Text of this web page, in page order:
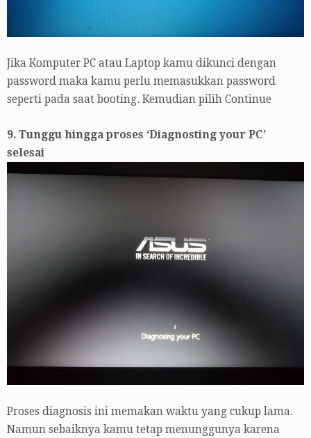
Jika Komputer PC atau Laptop kamu dikunci dengan
password maka kamu perlu memasukkan password
seperti pada saat booting. Kemudian pilih Continue
9. Tunggu hingga proses ‘Diagnosting your PC’
selesai
Proses diagnosis ini memakan waktu yang cukup lama.
Namun sebaiknya kamu tetap menunggunya karena